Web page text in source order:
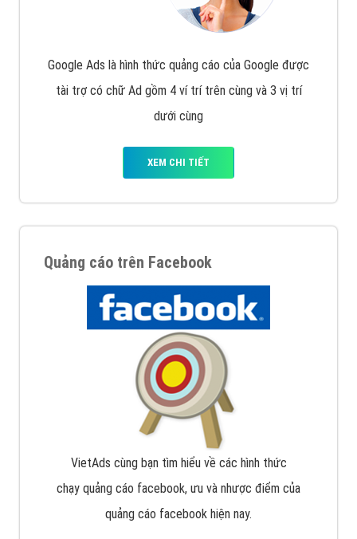
Google Ads là hình thức quảng cáo của Google được
tài trợ có chữ Ad gồm 4 ví trí trên cùng và 3 vị trí
dưới cùng
XEM CHI TIẾT
Quảng cáo trên Facebook
VietAds cùng bạn tìm hiểu về các hình thức
chạy quảng cáo facebook, ưu và nhược điểm của
quảng cáo facebook hiện nay.